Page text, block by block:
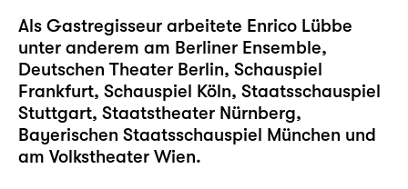
Als Gastregisseur arbeitete Enrico Lübbe
unter anderem am Berliner Ensemble,
Deutschen Theater Berlin, Schauspiel
Frankfurt, Schauspiel Köln, Staatsschauspiel
Stuttgart, Staatstheater Nürnberg,
Bayerischen Staatsschauspiel München und
am Volkstheater Wien.